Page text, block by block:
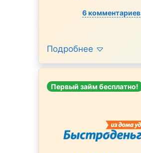
6 комментариев
Подробнее
Первый займ бесплатно!